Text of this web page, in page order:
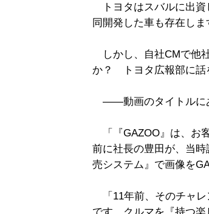
トヨタはスバルに出資
同開発した車も存在しま
しかし、自社CMで他
か？ トヨタ広報部に話
――動画のタイトルに
「『GAZOO』は、お
前に社長の豊田が、当
売システム』で画像を
「11年前、そのチャレ